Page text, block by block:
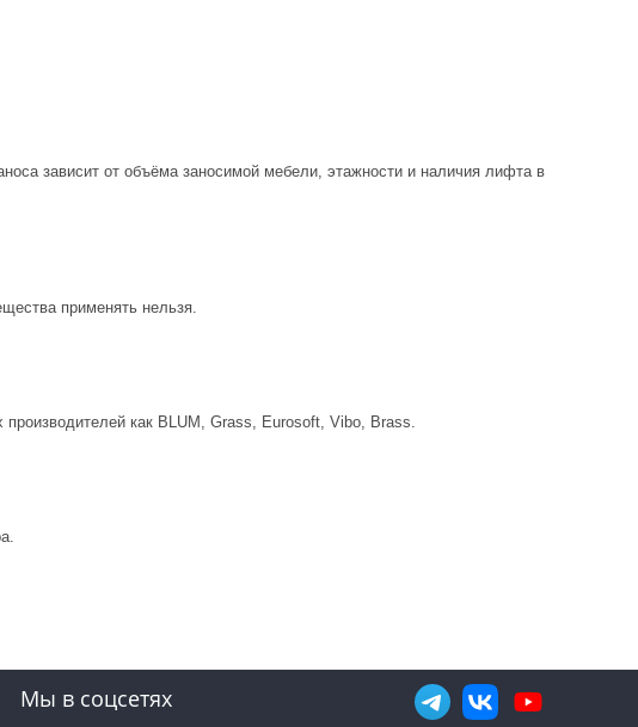
зависит от объёма заносимой мебели, этажности и наличия лифта в
применять нельзя.
как BLUM, Grass, Eurosoft, Vibo, Brass.
Мы в соцсетях